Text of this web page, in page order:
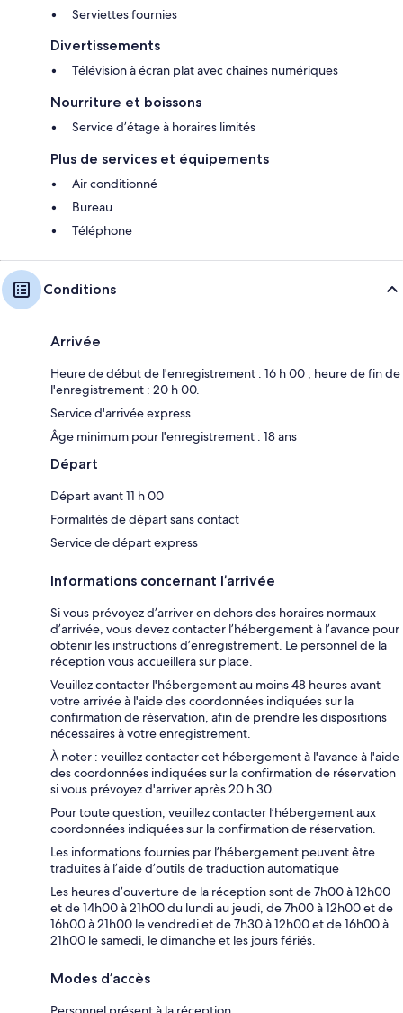
Serviettes fournies
Divertissements
Télévision à écran plat avec chaînes numériques
Nourriture et boissons
Service d’étage à horaires limités
Plus de services et équipements
Air conditionné
Bureau
Téléphone
Conditions
Arrivée
Heure de début de l'enregistrement : 16 h 00 ; heure de fin de
l'enregistrement : 20 h 00.
Service d'arrivée express
Âge minimum pour l'enregistrement : 18 ans
Départ
Départ avant 11 h 00
Formalités de départ sans contact
Service de départ express
Informations concernant l’arrivée
Si vous prévoyez d’arriver en dehors des horaires normaux
d’arrivée, vous devez contacter l’hébergement à l’avance pour
obtenir les instructions d’enregistrement. Le personnel de la
réception vous accueillera sur place.
Veuillez contacter l'hébergement au moins 48 heures avant
votre arrivée à l'aide des coordonnées indiquées sur la
confirmation de réservation, afin de prendre les dispositions
nécessaires à votre enregistrement.
À noter : veuillez contacter cet hébergement à l'avance à l'aide
des coordonnées indiquées sur la confirmation de réservation
si vous prévoyez d'arriver après 20 h 30.
Pour toute question, veuillez contacter l’hébergement aux
coordonnées indiquées sur la confirmation de réservation.
Les informations fournies par l’hébergement peuvent être
traduites à l’aide d’outils de traduction automatique
Les heures d’ouverture de la réception sont de 7h00 à 12h00
et de 14h00 à 21h00 du lundi au jeudi, de 7h00 à 12h00 et de
16h00 à 21h00 le vendredi et de 7h30 à 12h00 et de 16h00 à
21h00 le samedi, le dimanche et les jours fériés.
Modes d’accès